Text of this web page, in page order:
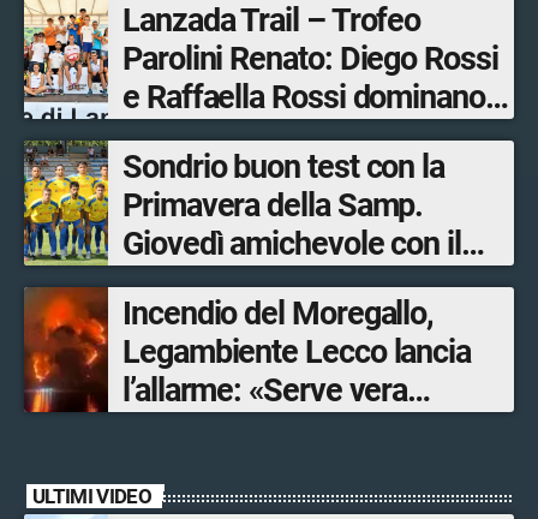
Lanzada Trail – Trofeo
Parolini Renato: Diego Rossi
e Raffaella Rossi dominano
la gara in Valmalenco
Sondrio buon test con la
Primavera della Samp.
Giovedì amichevole con il
Lecco
Incendio del Moregallo,
Legambiente Lecco lancia
l’allarme: «Serve vera
ULTIMI VIDEO